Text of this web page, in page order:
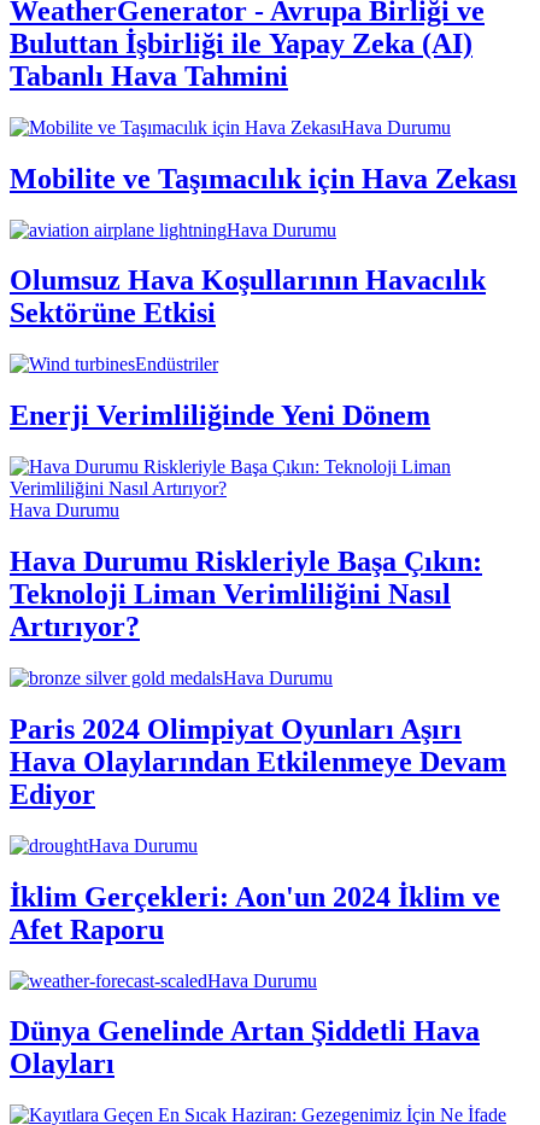
WeatherGenerator - Avrupa Birliği ve
Buluttan İşbirliği ile Yapay Zeka (AI)
Tabanlı Hava Tahmini
Hava Durumu
Mobilite ve Taşımacılık için Hava Zekası
Hava Durumu
Olumsuz Hava Koşullarının Havacılık
Sektörüne Etkisi
Endüstriler
Enerji Verimliliğinde Yeni Dönem
Hava Durumu
Hava Durumu Riskleriyle Başa Çıkın:
Teknoloji Liman Verimliliğini Nasıl
Artırıyor?
Hava Durumu
Paris 2024 Olimpiyat Oyunları Aşırı
Hava Olaylarından Etkilenmeye Devam
Ediyor
Hava Durumu
İklim Gerçekleri: Aon'un 2024 İklim ve
Afet Raporu
Hava Durumu
Dünya Genelinde Artan Şiddetli Hava
Olayları